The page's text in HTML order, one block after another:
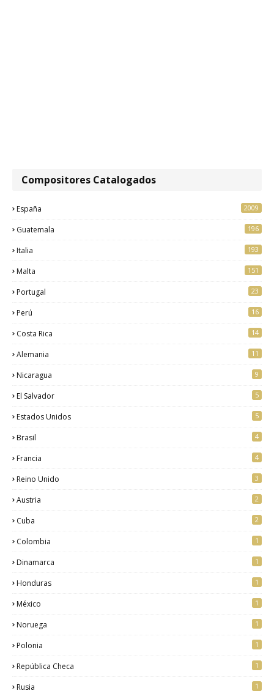
Compositores Catalogados
España 2009
Guatemala 196
Italia 193
Malta 151
Portugal 23
Perú 16
Costa Rica 14
Alemania 11
Nicaragua 9
El Salvador 5
Estados Unidos 5
Brasil 4
Francia 4
Reino Unido 3
Austria 2
Cuba 2
Colombia 1
Dinamarca 1
Honduras 1
México 1
Noruega 1
Polonia 1
República Checa 1
Rusia 1